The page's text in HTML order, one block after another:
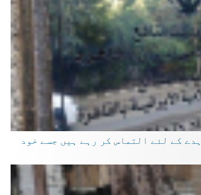
کے لئے التماس کر رہے ہیں جسے خود